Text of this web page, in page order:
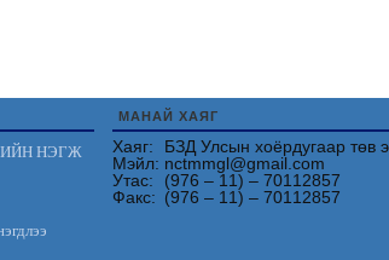
НЭГЖ
МАНАЙ ХАЯГ
Хаяг:
БЗД Улсын хоёрдугаар төв
Мэйл: nctmmgl@gmail.com
Утас:
(976 – 11) – 70112857
Факс: (976 – 11) – 70112857